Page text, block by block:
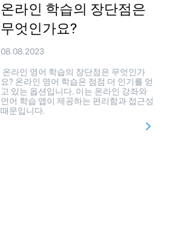
온라인 학습의 장단점은
무엇인가요?
08.08.2023
온라인 영어 학습의 장단점은 무엇인가
요? 온라인 영어 학습은 점점 더 인기를 얻
고 있는 옵션입니다. 이는 온라인 강좌와
언어 학습 앱이 제공하는 편리함과 접근성
때문입니다.